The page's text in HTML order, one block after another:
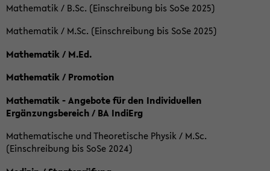
Mathematik / B.Sc. (Einschreibung bis SoSe 2025)
Mathematik / M.Sc. (Einschreibung bis SoSe 2025)
Mathematik / M.Ed.
Mathematik / Promotion
Mathematik - Angebote für den Individuellen
Ergänzungsbereich / BA IndiErg
Mathematische und Theoretische Physik / M.Sc.
(Einschreibung bis SoSe 2024)